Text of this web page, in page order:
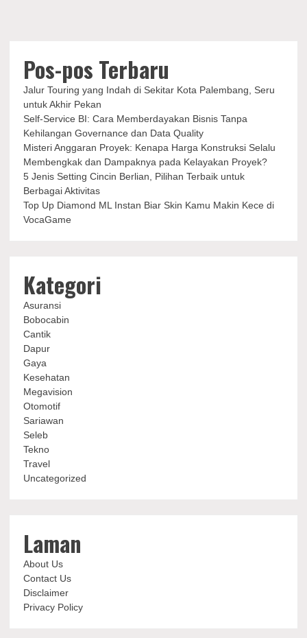
Pos-pos Terbaru
Jalur Touring yang Indah di Sekitar Kota Palembang, Seru
untuk Akhir Pekan
Self-Service BI: Cara Memberdayakan Bisnis Tanpa
Kehilangan Governance dan Data Quality
Misteri Anggaran Proyek: Kenapa Harga Konstruksi Selalu
Membengkak dan Dampaknya pada Kelayakan Proyek?
5 Jenis Setting Cincin Berlian, Pilihan Terbaik untuk
Berbagai Aktivitas
Top Up Diamond ML Instan Biar Skin Kamu Makin Kece di
VocaGame
Kategori
Asuransi
Bobocabin
Cantik
Dapur
Gaya
Kesehatan
Megavision
Otomotif
Sariawan
Seleb
Tekno
Travel
Uncategorized
Laman
About Us
Contact Us
Disclaimer
Privacy Policy